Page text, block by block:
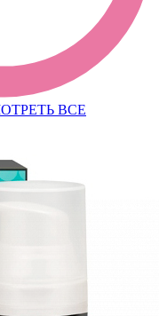
ВСЕ